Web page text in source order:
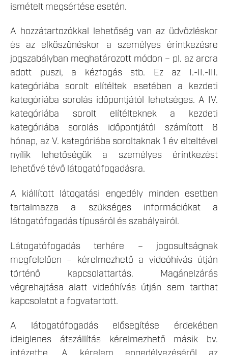
ismételt megsértése esetén.
A hozzátartozókkal lehetőség van az üdvözléskor
és az elköszönéskor a személyes érintkezésre
jogszabályban meghatározott módon – pl. az arcra
adott puszi, a kézfogás stb. Ez az I.-II.-III.
kategóriába sorolt elítéltek esetében a kezdeti
kategóriába sorolás időpontjától lehetséges. A IV.
kategóriába sorolt elítélteknek a kezdeti
kategóriába sorolás időpontjától számított 6
hónap, az V. kategóriába soroltaknak 1 év elteltével
nyílik lehetőségük a személyes érintkezést
lehetővé tévő látogatófogadásra.
A kiállított látogatási engedély minden esetben
tartalmazza a szükséges információkat a
látogatófogadás típusáról és szabályairól.
Látogatófogadás terhére – jogosultságnak
megfelelően – kérelmezhető a videóhívás útján
történő kapcsolattartás. Magánelzárás
végrehajtása alatt videóhívás útján sem tarthat
kapcsolatot a fogvatartott.
A látogatófogadás elősegítése érdekében
ideiglenes átszállítás kérelmezhető másik bv.